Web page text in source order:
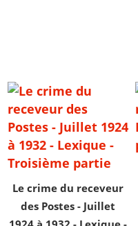
Le crime du receveur
des Postes - Juillet